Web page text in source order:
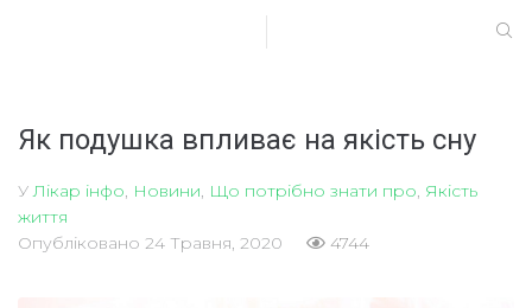
Як подушка впливає на якість сну
У Лікар інфо Новини Що потрібно знати про Якість
життя
Опубліковано 24 Травня, 2020 4744